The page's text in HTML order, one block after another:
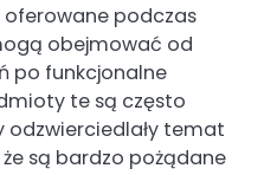
oferowane podczas
obejmować od
po funkcjonalne
te są często
odzwierciedlały temat
są bardzo pożądane